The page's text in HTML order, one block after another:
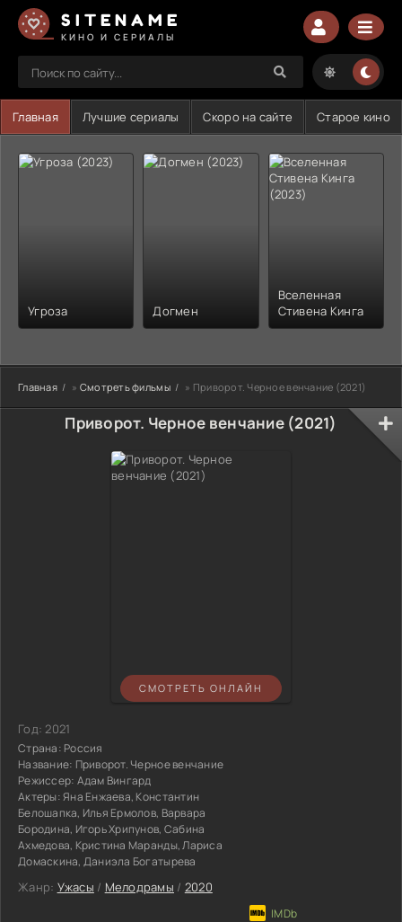
SITENAME
КИНО И СЕРИАЛЫ
Главная Лучшие сериалы Скоро на сайте Старое кино
Угроза Догмен
Вселенная
Стивена Кинга
Главная » Смотреть фильмы » Приворот. Черное венчание (2021)
Приворот. Черное венчание (2021)
СМОТРЕТЬ ОНЛАЙН
Год:2021
Страна: Россия
Название: Приворот. Черное венчание
Режиссер: Адам Вингард
Актеры:Яна Енжаева, Константин
Белошапка, Илья Ермолов, Варвара
Бородина, Игорь Хрипунов, Сабина
Ахмедова, Кристина Маранды, Лариса
Домаскина, Даниэла Богатырева
Жанр: Ужасы / Мелодрамы / 2020